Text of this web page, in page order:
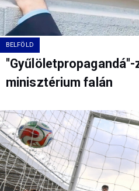
BELFÖLD
minisztérium falán